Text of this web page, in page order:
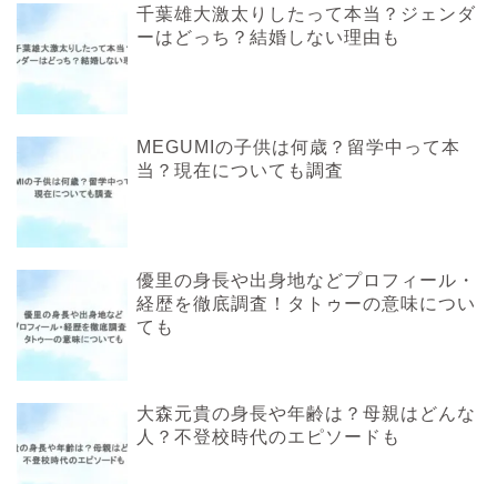
千葉雄大激太りしたって本当？ジェンダ
ーはどっち？結婚しない理由も
MEGUMIの子供は何歳？留学中って本
当？現在についても調査
優里の身長や出身地などプロフィール・
経歴を徹底調査！タトゥーの意味につい
ても
大森元貴の身長や年齢は？母親はどんな
人？不登校時代のエピソードも